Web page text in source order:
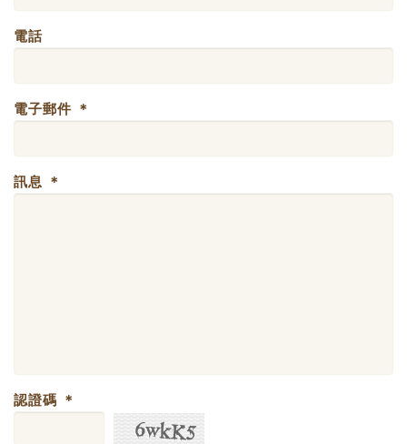
電話
電子郵件 ＊
訊息 ＊
認證碼 ＊